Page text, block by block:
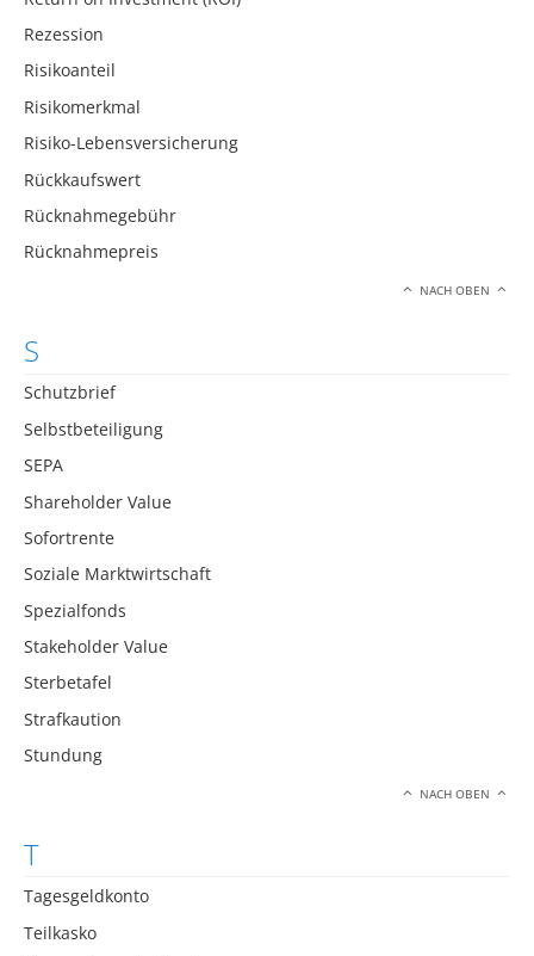
Rezession
Risikoanteil
Risikomerkmal
Risiko-Lebensversicherung
Rückkaufswert
Rücknahmegebühr
Rücknahmepreis
NACH OBEN
S
Schutzbrief
Selbstbeteiligung
SEPA
Shareholder Value
Sofortrente
Soziale Marktwirtschaft
Spezialfonds
Stakeholder Value
Sterbetafel
Strafkaution
Stundung
NACH OBEN
T
Tagesgeldkonto
Teilkasko